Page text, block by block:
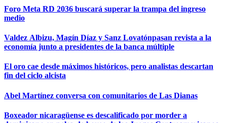
Foro Meta RD 2036 buscará superar la trampa del ingreso
medio
Valdez Albizu, Magín Díaz y Sanz Lovatónpasan revista a la
economía junto a presidentes de la banca múltiple
El oro cae desde máximos históricos, pero analistas descartan
fin del ciclo alcista
Abel Martínez conversa con comunitarios de Las Dianas
Boxeador nicaragüense es descalificado por morder a